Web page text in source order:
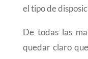
el tipo de
De todas las
quedar claro